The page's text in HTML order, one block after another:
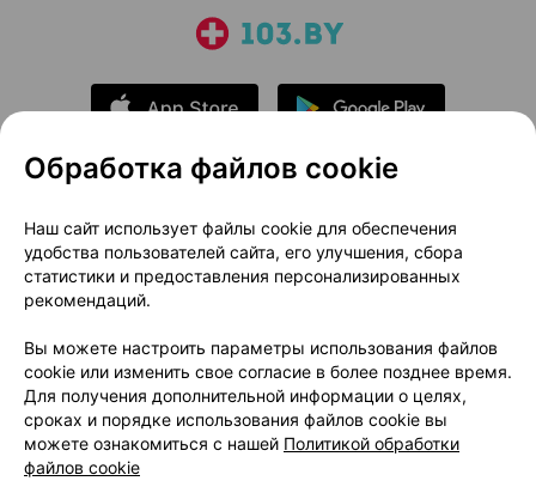
О проекте
Новости проекта
Размещение рекламы
Медицинский маркетинг
Публичный договор
Доставка
Способы оплаты
Вакансии
Партнеры
Написать руководителю 103.by
Написать в поддержку
Персональные настройки Cookie
Обработка файлов cookie
Наш сайт использует файлы cookie для обеспечения
удобства пользователей сайта, его улучшения, сбора
статистики и предоставления персонализированных
рекомендаций.
Вы можете настроить параметры использования файлов
cookie или изменить свое согласие в более позднее время.
Для получения дополнительной информации о целях,
сроках и порядке использования файлов cookie вы
можете ознакомиться с нашей Политикой обработки
файлов cookie